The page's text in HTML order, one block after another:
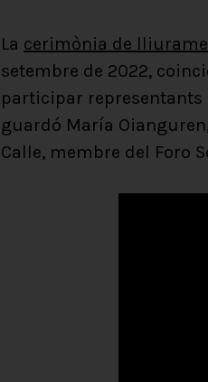
La cerimònia de
setembre de 2022,
participar representants
guardó María
Calle, membre del Foro